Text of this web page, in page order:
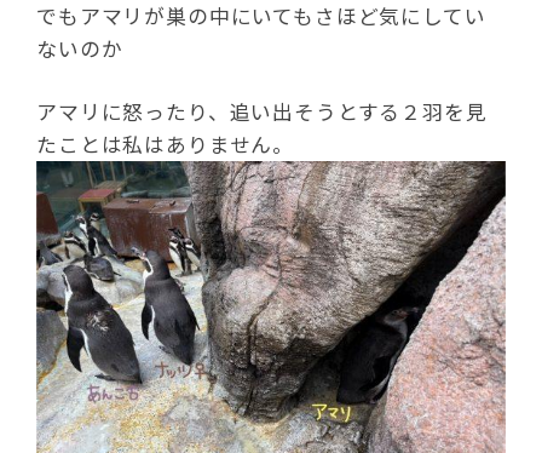
でもアマリが巣の中にいてもさほど気にしてい
ないのか
アマリに怒ったり、追い出そうとする２羽を見
たことは私はありません。